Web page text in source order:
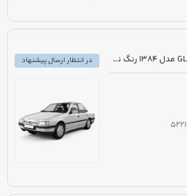
مزایده دولتی خودرو پژو 405 GLXi مدل 1384 رنگ نقره ای متالیک
در انتظار ارسال پیشنهاد